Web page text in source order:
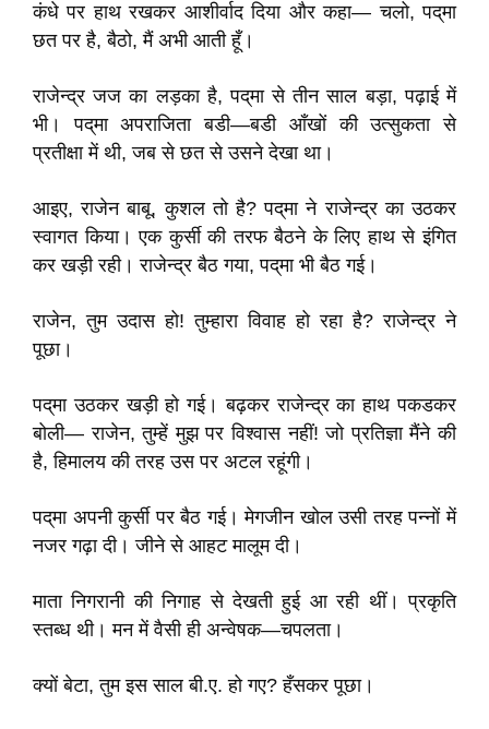
कंधे पर हाथ रखकर आशीर्वाद दिया और कहा— चलो, पद्‌मा
छत पर है, बैठो, मैं अभी आती हूँ।
राजेन्द्र जज का लड़का है, पद्‌मा से तीन साल बड़ा, पढ़ाई में
भी। पद्‌मा अपराजिता बडी—बडी आँखों की उत्सुकता से
प्रतीक्षा में थी, जब से छत से उसने देखा था।
आइए, राजेन बाबू, कुशल तो है? पद्‌मा ने राजेन्द्र का उठकर
स्वागत किया। एक कुर्सी की तरफ बैठने के लिए हाथ से इंगित
कर खड़ी रही। राजेन्द्र बैठ गया, पद्‌मा भी बैठ गई।
राजेन, तुम उदास हो! तुम्हारा विवाह हो रहा है? राजेन्द्र ने
पूछा।
पद्‌मा उठकर खड़ी हो गई। बढ़कर राजेन्द्र का हाथ पकडकर
बोली— राजेन, तुम्हें मुझ पर विश्वास नहीं! जो प्रतिज्ञा मैंने की
है, हिमालय की तरह उस पर अटल रहूंगी।
पद्‌मा अपनी कुर्सी पर बैठ गई। मेगजीन खोल उसी तरह पन्नों में
नजर गढ़ा दी। जीने से आहट मालूम दी।
माता निगरानी की निगाह से देखती हुई आ रही थीं। प्रकृति
स्तब्ध थी। मन में वैसी ही अन्वेषक—चपलता।
क्यों बेटा, तुम इस साल बी.ए. हो गए? हँसकर पूछा।